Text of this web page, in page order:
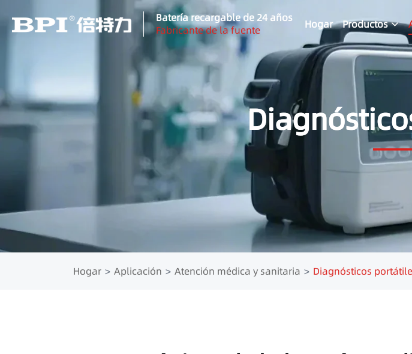
Batería recargable de 24 años
Fabricante de la fuente
Hogar Productos
Hogar Aplicación Atención médica y sanitaria Diagnósticos